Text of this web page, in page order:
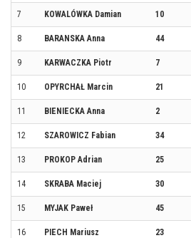
7 KOWALÓWKA Damian 10
8 BARANSKA Anna 44
9 KARWACZKA Piotr 7
10 OPYRCHAŁ Marcin 21
11 BIENIECKA Anna 2
12 SZAROWICZ Fabian 34
13 PROKOP Adrian 25
14 SKRABA Maciej 30
15 MYJAK Paweł 45
16 PIECH Mariusz 23